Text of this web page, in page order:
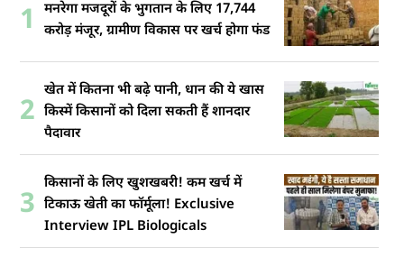
1
मनरेगा मजदूरों के भुगतान के लिए 17,744
करोड़ मंजूर, ग्रामीण विकास पर खर्च होगा फंड
2
खेत में कितना भी बढ़े पानी, धान की ये खास
किस्में किसानों को दिला सकती हैं शानदार
पैदावार
3
किसानों के लिए खुशखबरी! कम खर्च में
टिकाऊ खेती का फॉर्मूला! Exclusive
Interview IPL Biologicals